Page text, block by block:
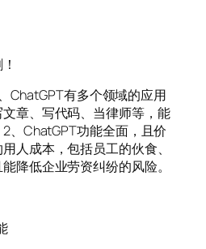
ChatGPT有多个领域的应用
章、写代码、当律师等，能
、ChatGPT功能全面，且价
人成本，包括员工的伙食、
降低企业劳资纠纷的风险。